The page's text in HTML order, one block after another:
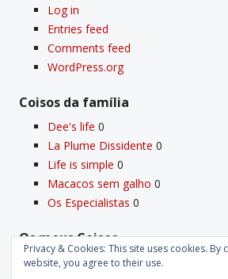
Log in
Entries feed
Comments feed
WordPress.org
Coisos da famí­lia
Dee's life 0
La Plume Dissidente 0
Life is simple 0
Macacos sem galho 0
Os Especialistas 0
Os meus Coisos
Deus0
Privacy & Cookies: This site uses cookies. By
website, you agree to their use.